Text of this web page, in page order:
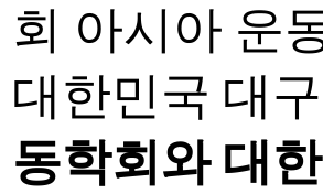
회 아시아 운
대한민국 대
동학회와 대